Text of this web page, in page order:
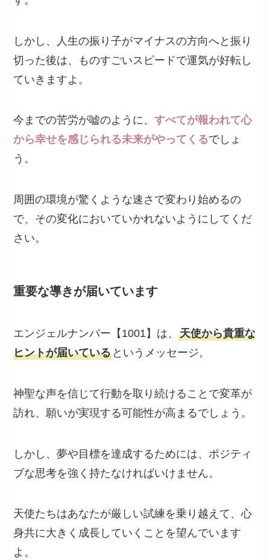
しかし、人生の振り子がマイナスの方向へと振り
切った後は、ものすごいスピードで運気が好転し
ていきますよ。
今までの苦労が嘘のように、すべてが報われて心
から幸せを感じられる未来がやってくるでしょ
う。
周囲の環境が驚くような速さで変わり始めるの
で、その変化においていかれないようにしてくだ
さい。
重要な導きが届いています
エンジェルナンバー【1001】は、天使から貴重な
ヒントが届いている というメッセージ。
神聖な声を信じて行動を取り続けることで変革が
訪れ、願いが実現する可能性が高まるでしょう。
しかし、夢や目標を達成するためには、ポジティ
ブな思考を強く持たなければいけません。
天使たちはあなたが厳しい試練を乗り越えて、心
身共に大きく成長していくことを望んでいます
よ。